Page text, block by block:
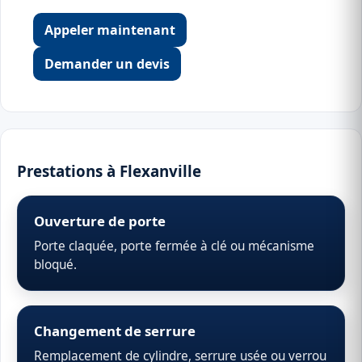
Appeler maintenant
Demander un devis
Prestations à Flexanville
Ouverture de porte
Porte claquée, porte fermée à clé ou mécanisme
bloqué.
Changement de serrure
Remplacement de cylindre, serrure usée ou verrou